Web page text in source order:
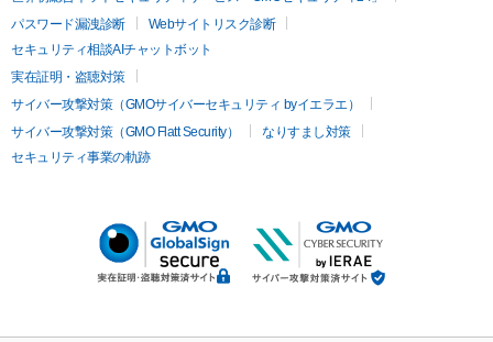
パスワード漏洩診断
Webサイトリスク診断
セキュリティ相談AIチャットボット
実在証明・盗聴対策
サイバー攻撃対策（GMOサイバーセキュリティ byイエラエ）
サイバー攻撃対策（GMO Flatt Security）
なりすまし対策
セキュリティ事業の軌跡